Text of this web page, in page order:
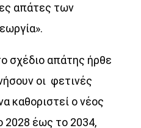
απάτες των
σχέδιο απάτης ήρθε
οι φετινές
καθοριστεί ο νέος
2028 έως το 2034,